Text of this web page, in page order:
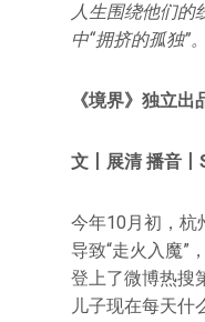
人生围绕他们的
中“拥挤的孤独”。
《境界》独立出
文丨展清 播音
今年10月初，杭
导致“走火入魔”
登上了微博热搜
儿子现在每天什